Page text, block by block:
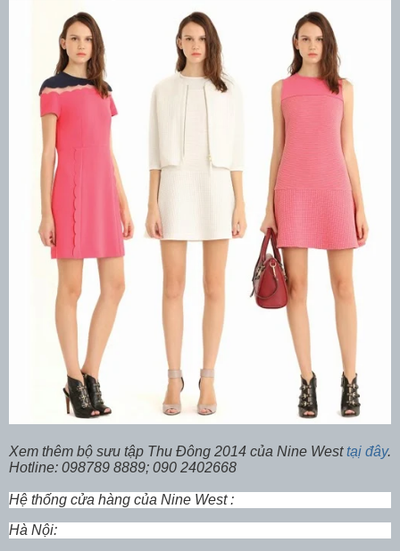
Xem thêm bộ sưu tập Thu Đông 2014 của Nine Westtạị đây.
Hotline: 098789 8889; 090 2402668
Hệ thống cửa hàng của Nine West :
Hà Nội: